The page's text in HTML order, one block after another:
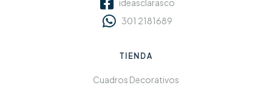
ideasclarasco
301 2181689
TIENDA
Cuadros Decorativos